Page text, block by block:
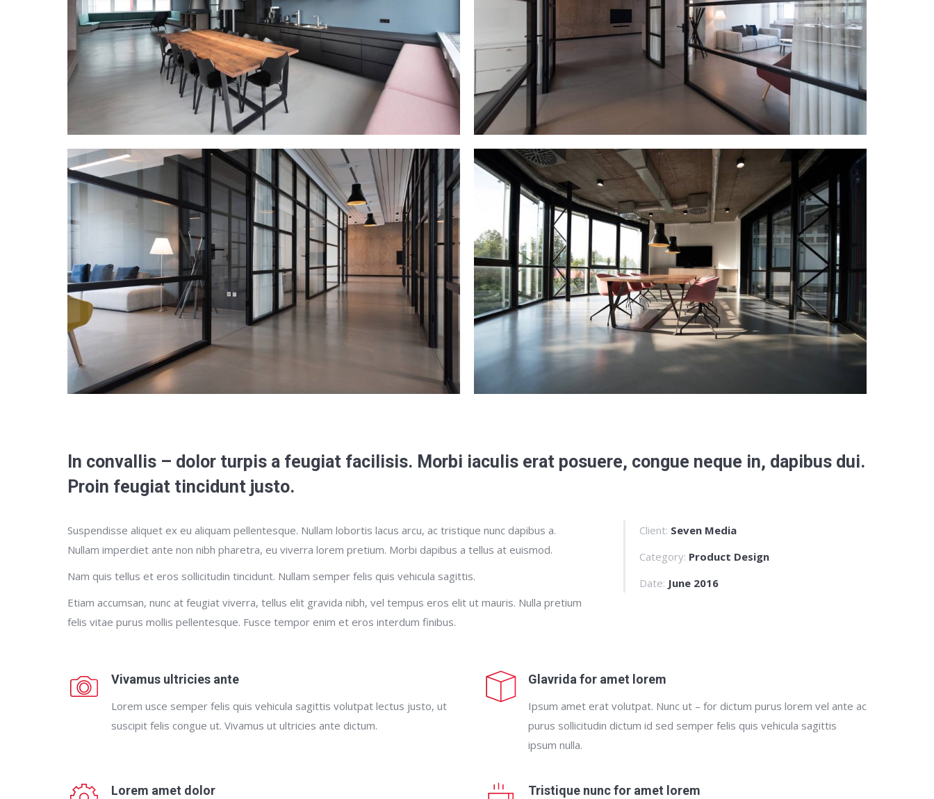
In convallis – dolor turpis a feugiat facilisis. Morbi iaculis erat posuere, congue neque in, dapibus dui.
Proin feugiat tincidunt justo.
Suspendisse aliquet ex eu aliquam pellentesque. Nullam lobortis lacus arcu, ac tristique nunc dapibus a.
Nullam imperdiet ante non nibh pharetra, eu viverra lorem pretium. Morbi dapibus a tellus at euismod.
Nam quis tellus et eros sollicitudin tincidunt. Nullam semper felis quis vehicula sagittis.
Etiam accumsan, nunc at feugiat viverra, tellus elit gravida nibh, vel tempus eros elit ut mauris. Nulla pretium
felis vitae purus mollis pellentesque. Fusce tempor enim et eros interdum finibus.
Client: Seven Media
Category: Product Design
Date: June 2016
Vivamus ultricies ante
Lorem usce semper felis quis vehicula sagittis volutpat lectus justo, ut
suscipit felis congue ut. Vivamus ut ultricies ante dictum.
Glavrida for amet lorem
Ipsum amet erat volutpat. Nunc ut – for dictum purus lorem vel ante ac
purus sollicitudin dictum id sed semper felis quis vehicula sagittis
ipsum nulla.
Lorem amet dolor Tristique nunc for amet lorem